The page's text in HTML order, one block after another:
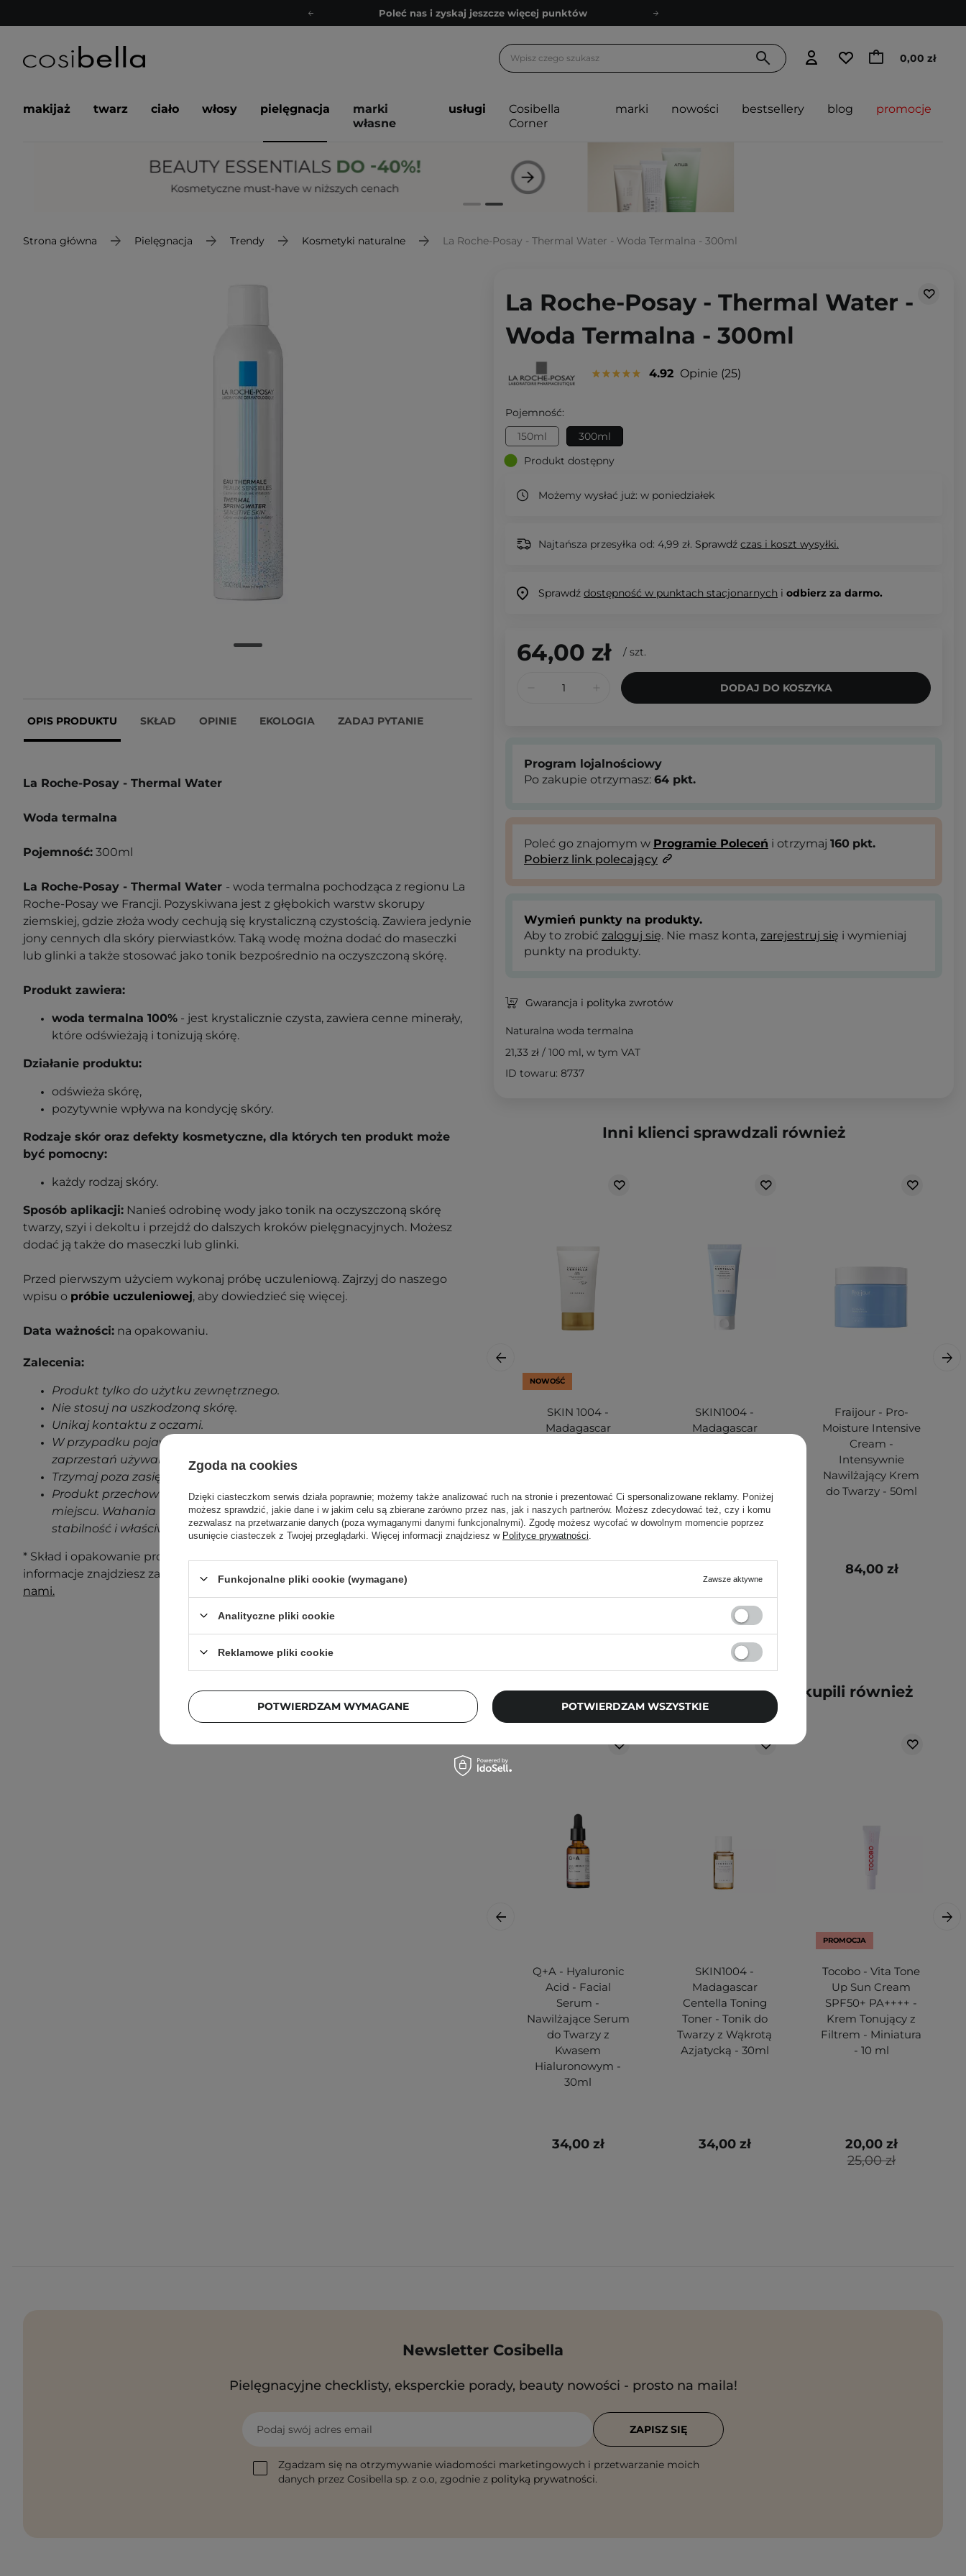
Poleć nas i zyskaj jeszcze więcej punktów
Bezpłatne konsultacje kosmetologiczne
Poleć nas i zyskaj jeszcze więcej punktów
0,00 zł
makijaż twarz ciało włosy pielęgnacja
marki
własne
usługi
Cosibella
Corner
marki nowości bestsellery blog promocje
Strona główna Pielęgnacja Trendy Kosmetyki naturalne La Roche-Posay - Thermal Water - Woda Termalna - 300ml
OPIS PRODUKTU SKŁAD OPINIE EKOLOGIA ZADAJ PYTANIE
La Roche-Posay - Thermal Water
Woda termalna
Pojemność: 300ml
La Roche-Posay - Thermal Water - woda termalna pochodząca z regionu La
Roche-Posay we Francji. Pozyskiwana jest z głębokich warstw skorupy
ziemskiej, gdzie złoża wody cechują się krystaliczną czystością. Zawiera jedynie
jony cennych dla skóry pierwiastków. Taką wodę można dodać do maseczki
lub glinki a także stosować jako tonik bezpośrednio na oczyszczoną skórę.
Produkt zawiera:
woda termalna 100% - jest krystalicznie czysta, zawiera cenne minerały,
które odświeżają i tonizują skórę.
Działanie produktu:
odświeża skórę,
pozytywnie wpływa na kondycję skóry.
Rodzaje skór oraz defekty kosmetyczne, dla których ten produkt może
być pomocny:
każdy rodzaj skóry.
Sposób aplikacji: Nanieś odrobinę wody jako tonik na oczyszczoną skórę
twarzy, szyi i dekoltu i przejdź do dalszych kroków pielęgnacyjnych. Możesz
dodać ją także do maseczki lub glinki.
Przed pierwszym użyciem wykonaj próbę uczuleniową. Zajrzyj do naszego
wpisu o próbie uczuleniowej, aby dowiedzieć się więcej.
Data ważności: na opakowaniu.
Zalecenia:
Produkt tylko do użytku zewnętrznego.
Nie stosuj na uszkodzoną skórę.
Unikaj kontaktu z oczami.
W przypadku pojawienia się jakichkolwiek oznak podrażnienia,
zaprzestań używania produktu.
Trzymaj poza zasięgiem dzieci.
Produkt przechowuj w temperaturze pokojowej, w zacienionym
miejscu. Wahania temperatur podczas transportu nie wpłyną na
stabilność i właściwości produktu.
* Skład i opakowanie produktu mogą ulec zmianie. Najbardziej aktualne
informacje znajdziesz zawsze na opakowaniu. Masz pytania?
Skontaktuj się z
nami.
La Roche-Posay - Thermal Water -
Woda Termalna - 300ml
4.92 Opinie 25
Pojemność:
150ml
300ml
Produkt dostępny
Możemy wysłać już: w poniedziałek
Najtańsza przesyłka od: 4,99 zł. Sprawdź czas i koszt wysyłki.
Sprawdź dostępność w punktach stacjonarnych i odbierz za darmo.
64,00 zł / szt.
DODAJ DO KOSZYKA
Program lojalnościowy
Po zakupie otrzymasz: 64 pkt.
Poleć go znajomym w Programie Poleceń i otrzymaj 160 pkt.
Pobierz link polecający
Wymień punkty na produkty.
Aby to zrobić zaloguj się. Nie masz konta, zarejestruj się i wymieniaj
punkty na produkty.
Gwarancja i polityka zwrotów
Naturalna woda termalna
21,33 zł / 100 ml, w tym VAT
ID towaru: 8737
Inni klienci sprawdzali również
NOWOŚĆ
SKIN 1004 -
Madagascar
Żel-Krem z TECA -
75ml
SKIN1004 -
Madagascar
Noc z Wąkrotą
Azjatycką - 30ml
Fraijour - Pro-
Moisture Intensive
Cream -
Intensywnie
Nawilżający Krem
do Twarzy - 50ml
84,00 zł
Klienci, którzy kupili ten produkt, kupili również
Q+A - Hyaluronic
Acid - Facial
Serum -
Nawilżające Serum
do Twarzy z
Kwasem
Hialuronowym -
30ml
34,00 zł
SKIN1004 -
Madagascar
Centella Toning
Toner - Tonik do
Twarzy z Wąkrotą
Azjatycką - 30ml
34,00 zł
PROMOCJA
Tocobo - Vita Tone
Up Sun Cream
SPF50+ PA++++ -
Krem Tonujący z
Filtrem - Miniatura
- 10 ml
25,00 zł
20,00 zł
Newsletter Cosibella
Pielęgnacyjne checklisty, eksperckie porady, beauty nowości - prosto na maila!
Podaj swój adres email
Zgadzam się na otrzymywanie wiadomości marketingowych i przetwarzanie moich
danych przez Cosibella sp. z o.o, zgodnie z polityką prywatności.
ZAPISZ SIĘ
Zgoda na cookies
Dzięki ciasteczkom serwis działa poprawnie; możemy także analizować ruch na stronie i prezentować Ci spersonalizowane reklamy. Poniżej
możesz sprawdzić, jakie dane i w jakim celu są zbierane zarówno przez nas, jak i naszych partnerów. Możesz zdecydować też, czy i komu
zezwalasz na przetwarzanie danych (poza wymaganymi danymi funkcjonalnymi). Zgodę możesz wycofać w dowolnym momencie poprzez
usunięcie ciasteczek z Twojej przeglądarki. Więcej informacji znajdziesz w Polityce prywatności
Funkcjonalne pliki cookie (wymagane) Zawsze aktywne
Analityczne pliki cookie
Reklamowe pliki cookie
POTWIERDZAM WYMAGANE POTWIERDZAM WSZYSTKIE